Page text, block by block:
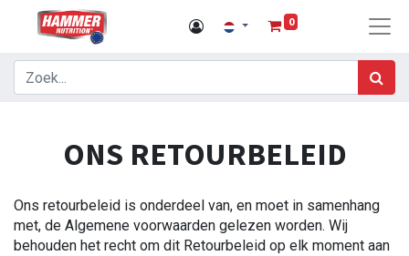
0
ONS RETOURBELEID
Ons retourbeleid is onderdeel van, en moet in samenhang
met, de Algemene voorwaarden gelezen worden. Wij
behouden het recht om dit Retourbeleid op elk moment aan